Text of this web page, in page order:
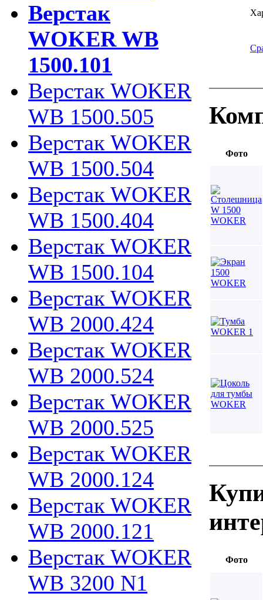
Верстак
WOKER WB
1500.101
Верстак WOKER
WB 1500.505
Верстак WOKER
WB 1500.504
Верстак WOKER
WB 1500.404
Верстак WOKER
WB 1500.104
Верстак WOKER
WB 2000.424
Верстак WOKER
WB 2000.524
Верстак WOKER
WB 2000.525
Верстак WOKER
WB 2000.124
Верстак WOKER
WB 2000.121
Верстак WOKER
WB 3200 N1
Фото
Фото